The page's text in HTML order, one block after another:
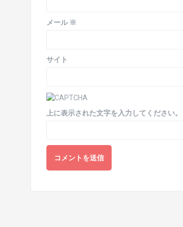
メール ※
サイト
上に表示された文字を入力してください。